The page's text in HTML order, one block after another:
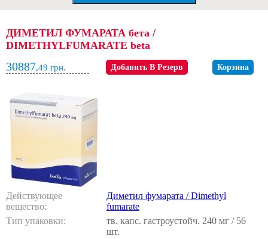
ДИМЕТИЛ ФУМАРАТА бета /
DIMETHYLFUMARATE beta
30887,49 грн. Добавить В Резерв Корзина
Действующее
вещество:
Диметил фумарата / Dimethyl
fumarate
Тип упаковки:
тв. капс. гастроустойч. 240 мг / 56
шт.